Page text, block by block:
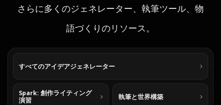
さらに多くのジェネレーター、執筆ツール、物
語づくりのリソース。
すべてのアイデアジェネレーター
Spark: 創作ライティング
演習
執筆と世界構築